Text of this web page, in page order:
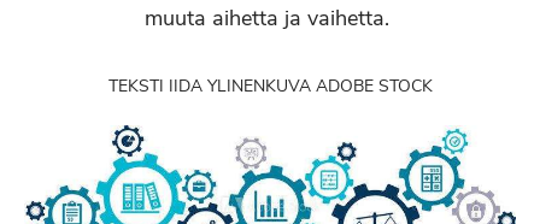
muuta aihetta ja vaihetta.
TEKSTI IIDA YLINENKUVA ADOBE STOCK